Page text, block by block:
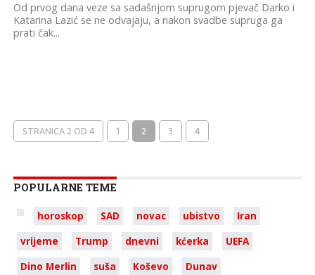
Od prvog dana veze sa sadašnjom suprugom pjevač Darko i
Katarina Lazić se ne odvajaju, a nakon svadbe supruga ga
prati čak...
STRANICA 2 OD 4 1 2 3 4
POPULARNE TEME
horoskop SAD novac ubistvo
Iran
vrijeme
Trump dnevni kćerka
UEFA
Dino Merlin
suša Koševo Dunav